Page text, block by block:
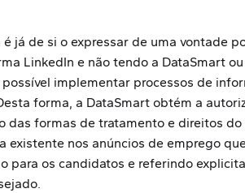
já de si o expressar de uma vontade
LinkedIn e não tendo a DataSmart
implementar processos de
forma, a DataSmart obtém a
das formas de tratamento e direitos
nos anúncios de emprego
os candidatos e referindo